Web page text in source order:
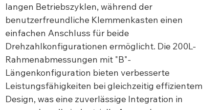
langen Betriebszyklen, während der
benutzerfreundliche Klemmenkasten einen
einfachen Anschluss für beide
Drehzahlkonfigurationen ermöglicht. Die 200L-
Rahmenabmessungen mit "B"-
Längenkonfiguration bieten verbesserte
Leistungsfähigkeiten bei gleichzeitig effizientem
Design, was eine zuverlässige Integration in